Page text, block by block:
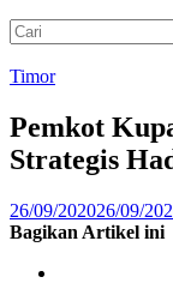
Timor
Pemkot
Strategis
26/09/202026/09/
Bagikan Artikel ini